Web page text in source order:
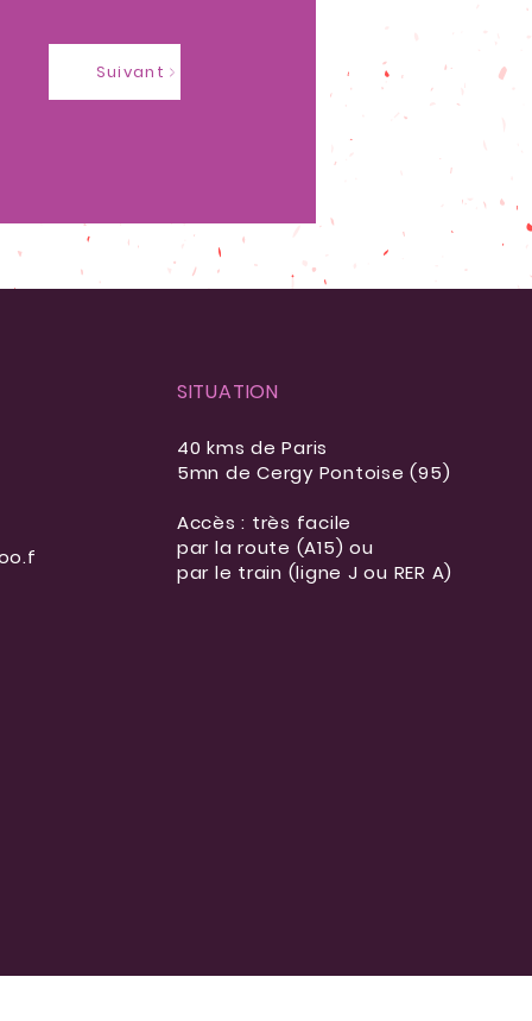
Suivant
SITUATION
40 kms de Paris
5mn de Cergy Pontoise (95)
Accès : très facile
par la route (A15) ou
par le train (ligne J ou RER A)